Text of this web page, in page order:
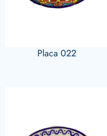
Placa 022